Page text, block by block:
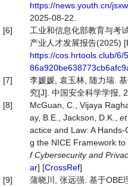
https://news.youth.cn/
2025-08-22.
[6]
工业和信息化部教育与考
产业人才发展报告(2025)
https://cos.hrtools.club/
[7]
李媛媛, 袁玉林, 随力瑞.
究[J]. 中国安全科学学报,
[8]
McGuan, C., Vijaya
ay, B.E., Jackson, D.K.,
actice and Law: A
g the NICE Framework to
f Cybersecurity and
ar] [CrossRef]
[9]
蒲晓川, 张远强. 基于